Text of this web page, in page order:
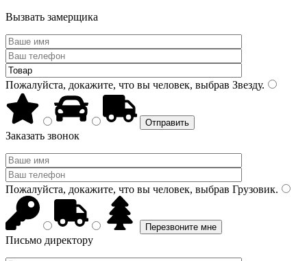
Вызвать замерщика
Пожалуйста, докажите, что вы человек, выбрав Звезду.
Заказать звонок
Пожалуйста, докажите, что вы человек, выбрав Грузовик.
Письмо директору